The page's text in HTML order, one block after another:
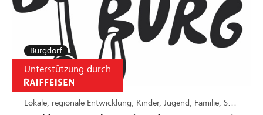
Burgdorf
Unterstützung durch
Lokale, regionale Entwicklung, Kinder, Jugend, Familie, Sport